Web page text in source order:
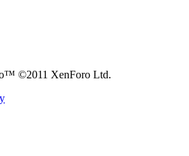
©2011 XenForo Ltd.